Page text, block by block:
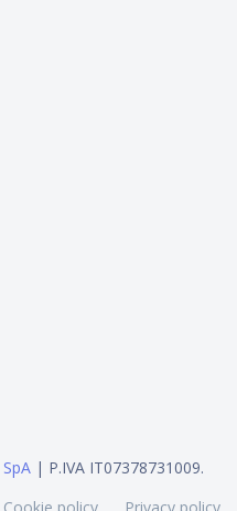
| P.IVA IT07378731009.